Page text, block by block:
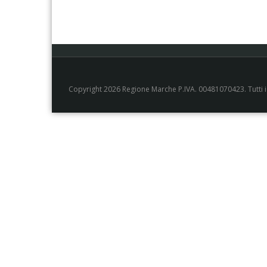
Copyright 2026 Regione Marche P.IVA. 00481070423.